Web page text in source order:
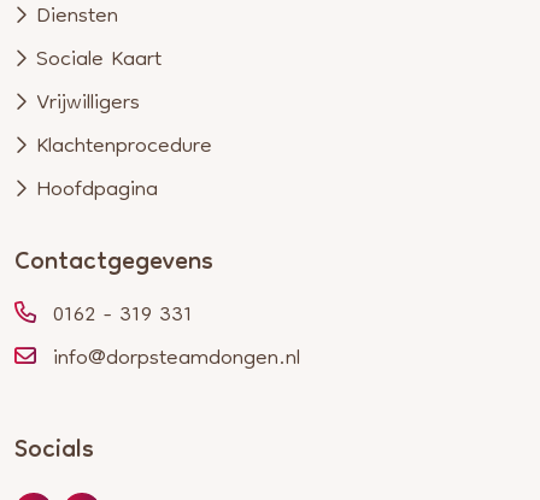
Diensten
Sociale Kaart
Vrijwilligers
Klachtenprocedure
Hoofdpagina
Contactgegevens
0162 - 319 331
info@dorpsteamdongen.nl
Socials